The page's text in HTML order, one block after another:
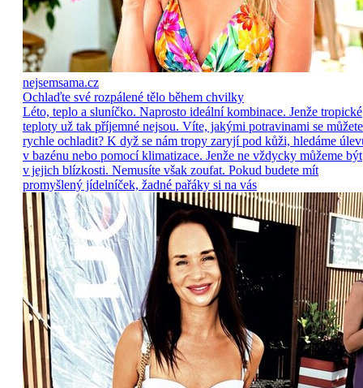
nejsemsama.cz
Ochlaďte své rozpálené tělo během chvilky
Léto, teplo a sluníčko. Naprosto ideální kombinace. Jenže tropické
teploty už tak příjemné nejsou. Víte, jakými potravinami se můžete
rychle ochladit? K dyž se nám tropy zaryjí pod kůži, hledáme
v bazénu nebo pomocí klimatizace. Jenže ne vždycky můžeme být
v jejich blízkosti. Nemusíte však zoufat. Pokud budete mít
promyšlený jídelníček, žadné pařáky si na vás